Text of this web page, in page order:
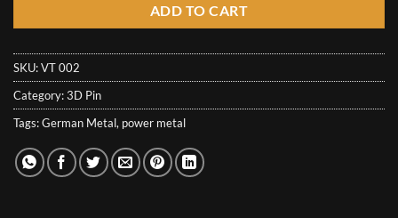
ADD TO CART
SKU:VT 002
Category:3D Pin
Tags:German Metal, power metal